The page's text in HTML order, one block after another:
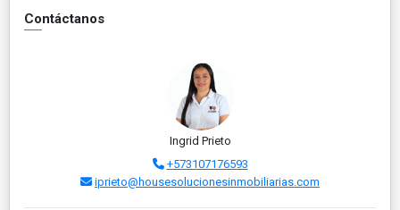
Contáctanos
Ingrid Prieto
+573107176593
iprieto@housesolucionesinmobiliarias.com